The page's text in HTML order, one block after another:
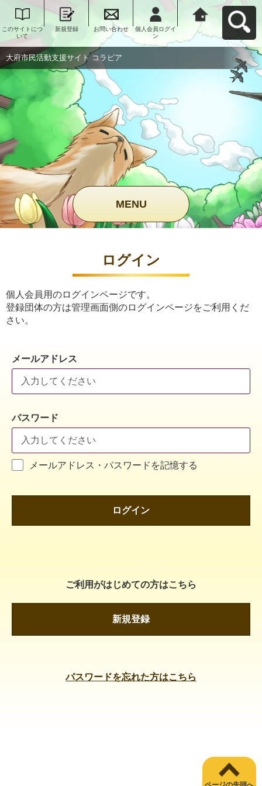
このサイトにつ
いて
新規登録 お問い合わせ
個人会員ログイ
ン
大府市民活動支
援サイト コラビ
アへ戻る
大府市民活動支援サイト コラビア
MENU
ログイン
個人会員用のログインページです。
登録団体の方は管理画面側のログインページをご利用くだ
さい。
メールアドレス
パスワード
メールアドレス・パスワードを記憶する
ログイン
ご利用がはじめての方はこちら
新規登録
パスワードを忘れた方はこちら